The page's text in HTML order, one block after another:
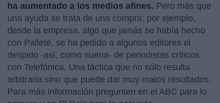
ha aumentado a los medios afines. Pero más que
una ayuda se trata de una compra: por ejemplo,
desde la empresa, algo que jamás se había hecho
con Pallete, se ha pedido a algunos editores el
despido -así, como suena- de periodistas críticos
con Telefónica. Una táctica que no sólo resulta
arbitraria sino que puede dar muy malos resultados.
Para más información pregunten en el ABC para lo